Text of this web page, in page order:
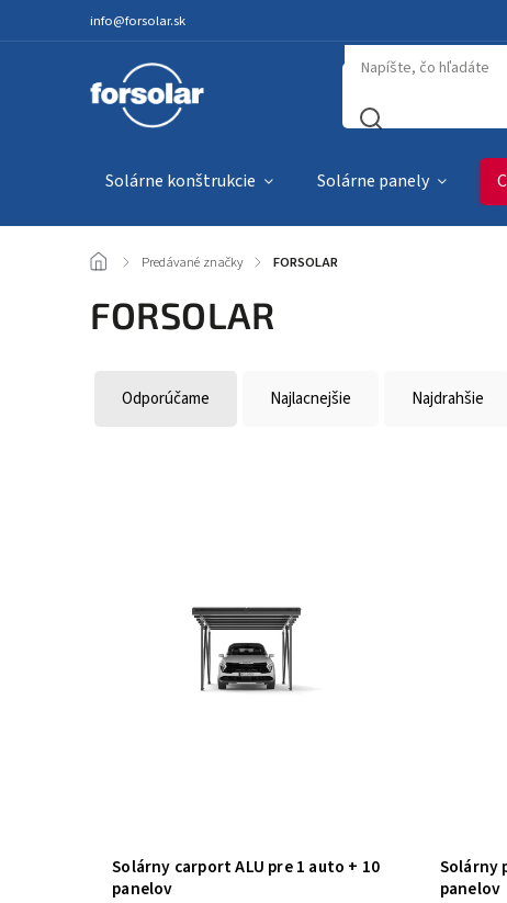
info@forsolar.sk
Solárne konštrukcie Solárne panely
/ Predávané značky / FORSOLAR
FORSOLAR
Odporúčame Najlacnejšie Najdrahšie
Solárny carport ALU pre 1 auto + 10
panelov
Solárny
panelov